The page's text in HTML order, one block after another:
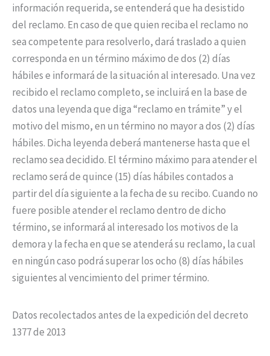
información requerida, se entenderá que ha desistido
del reclamo. En caso de que quien reciba el reclamo no
sea competente para resolverlo, dará traslado a quien
corresponda en un término máximo de dos (2) días
hábiles e informará de la situación al interesado. Una vez
recibido el reclamo completo, se incluirá en la base de
datos una leyenda que diga “reclamo en trámite” y el
motivo del mismo, en un término no mayor a dos (2) días
hábiles. Dicha leyenda deberá mantenerse hasta que el
reclamo sea decidido. El término máximo para atender el
reclamo será de quince (15) días hábiles contados a
partir del día siguiente a la fecha de su recibo. Cuando no
fuere posible atender el reclamo dentro de dicho
término, se informará al interesado los motivos de la
demora y la fecha en que se atenderá su reclamo, la cual
en ningún caso podrá superar los ocho (8) días hábiles
siguientes al vencimiento del primer término.
Datos recolectados antes de la expedición del decreto
1377 de 2013